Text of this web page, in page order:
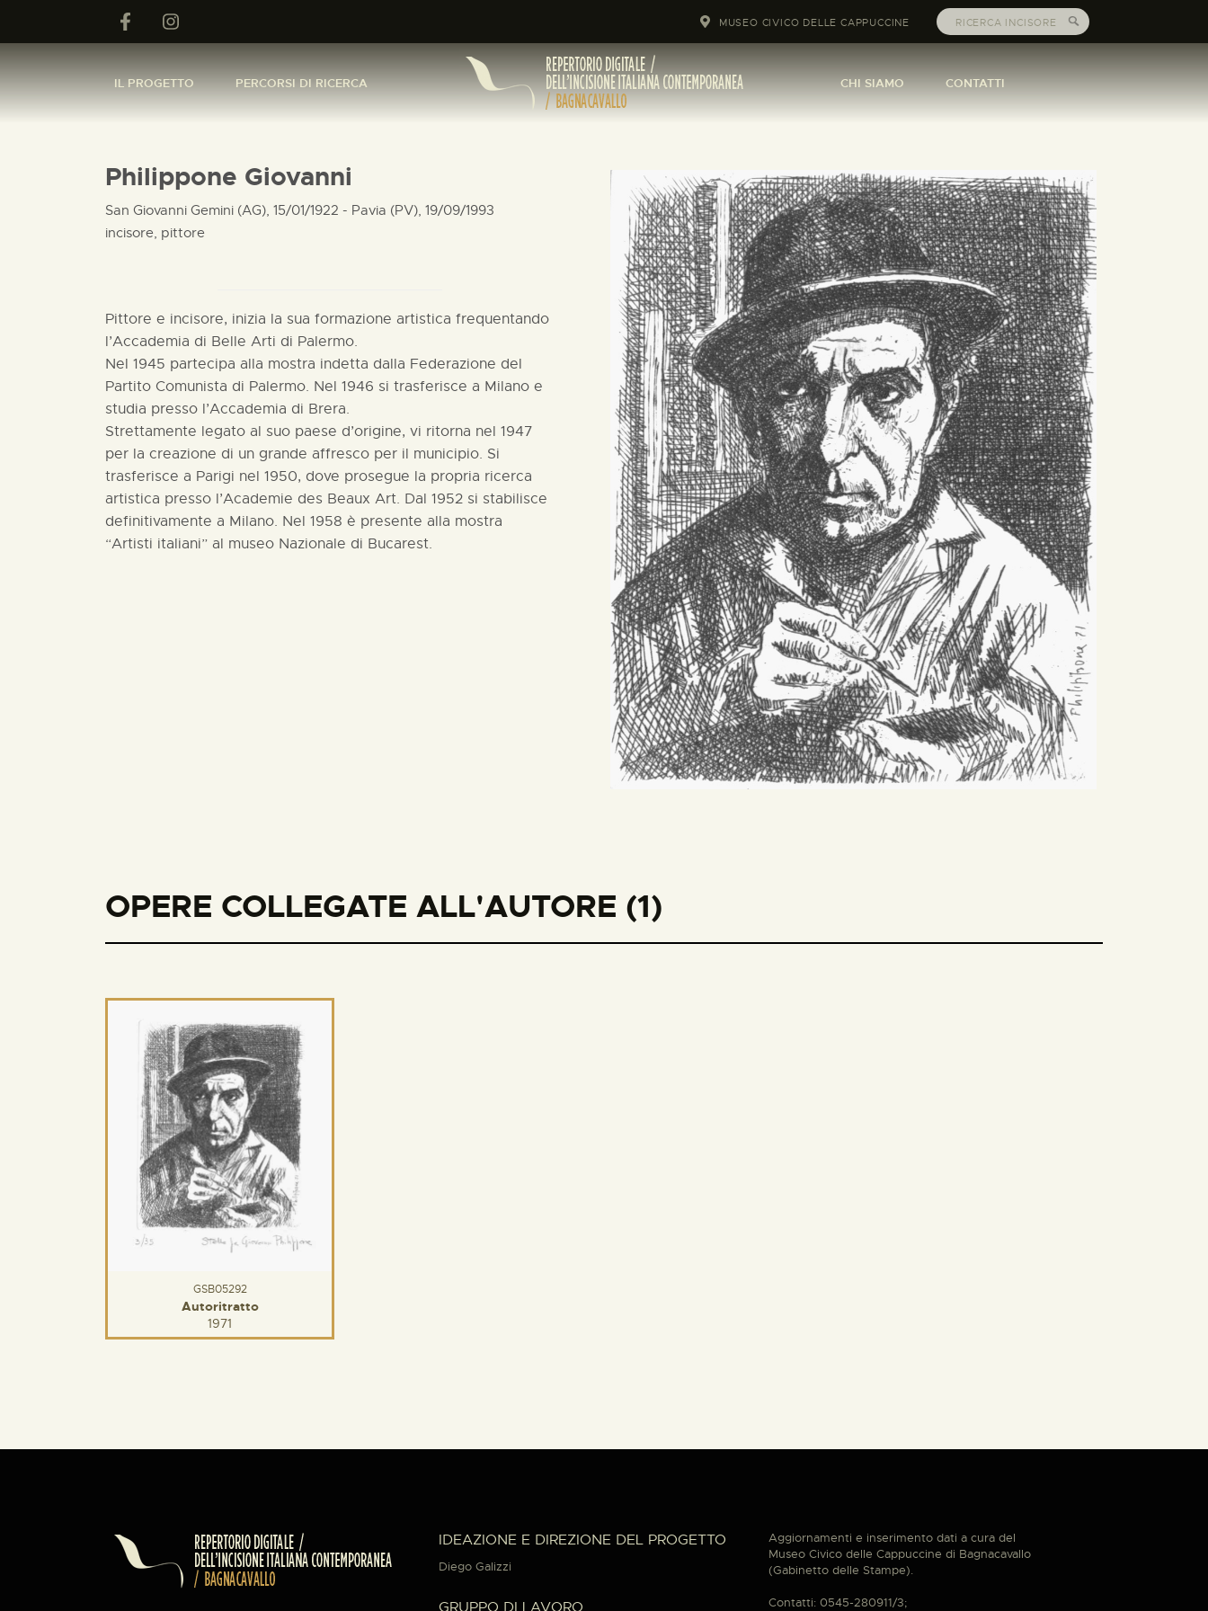
MUSEO CIVICO DELLE CAPPUCCINE
IL PROGETTO PERCORSI DI RICERCA CHI SIAMO CONTATTI
Philippone Giovanni
San Giovanni Gemini (AG), 15/01/1922 - Pavia (PV), 19/09/1993
incisore, pittore
Pittore e incisore, inizia la sua formazione artistica frequentando
l’Accademia di Belle Arti di Palermo.
Nel 1945 partecipa alla mostra indetta dalla Federazione del
Partito Comunista di Palermo. Nel 1946 si trasferisce a Milano e
studia presso l’Accademia di Brera.
Strettamente legato al suo paese d’origine, vi ritorna nel 1947
per la creazione di un grande affresco per il municipio. Si
trasferisce a Parigi nel 1950, dove prosegue la propria ricerca
artistica presso l’Academie des Beaux Art. Dal 1952 si stabilisce
definitivamente a Milano. Nel 1958 è presente alla mostra
“Artisti italiani” al museo Nazionale di Bucarest.
OPERE COLLEGATE ALL'AUTORE (1)
GSB05292
Autoritratto
1971
IDEAZIONE E DIREZIONE DEL PROGETTO
Diego Galizzi
Aggiornamenti e inserimento dati a cura del
Museo Civico delle Cappuccine di Bagnacavallo
(Gabinetto delle Stampe).
Contatti: 0545-280911/3;